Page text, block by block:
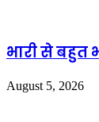
भारी से बहुत
August 5, 2026